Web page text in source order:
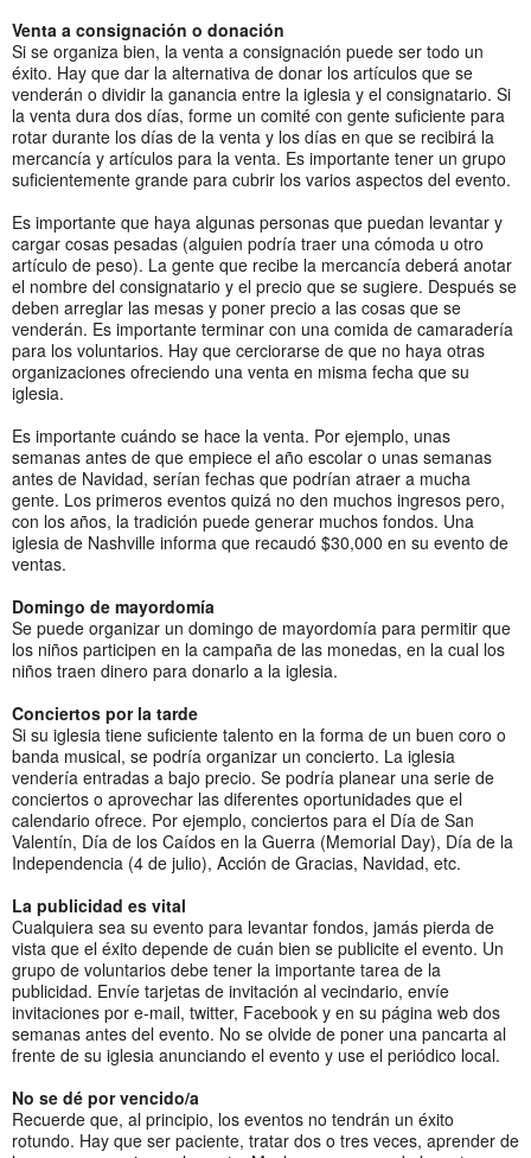
Venta a consignación o donación
Si se organiza bien, la venta a consignación puede ser todo un
éxito. Hay que dar la alternativa de donar los artículos que se
venderán o dividir la ganancia entre la iglesia y el consignatario. Si
la venta dura dos días, forme un comité con gente suficiente para
rotar durante los días de la venta y los días en que se recibirá la
mercancía y artículos para la venta. Es importante tener un grupo
suficientemente grande para cubrir los varios aspectos del evento.
Es importante que haya algunas personas que puedan levantar y
cargar cosas pesadas (alguien podría traer una cómoda u otro
artículo de peso). La gente que recibe la mercancía deberá anotar
el nombre del consignatario y el precio que se sugiere. Después se
deben arreglar las mesas y poner precio a las cosas que se
venderán. Es importante terminar con una comida de camaradería
para los voluntarios. Hay que cerciorarse de que no haya otras
organizaciones ofreciendo una venta en misma fecha que su
iglesia.
Es importante cuándo se hace la venta. Por ejemplo, unas
semanas antes de que empiece el año escolar o unas semanas
antes de Navidad, serían fechas que podrían atraer a mucha
gente. Los primeros eventos quizá no den muchos ingresos pero,
con los años, la tradición puede generar muchos fondos. Una
iglesia de Nashville informa que recaudó $30,000 en su evento de
ventas.
Domingo de mayordomía
Se puede organizar un domingo de mayordomía para permitir que
los niños participen en la campaña de las monedas, en la cual los
niños traen dinero para donarlo a la iglesia.
Conciertos por la tarde
Si su iglesia tiene suficiente talento en la forma de un buen coro o
banda musical, se podría organizar un concierto. La iglesia
vendería entradas a bajo precio. Se podría planear una serie de
conciertos o aprovechar las diferentes oportunidades que el
calendario ofrece. Por ejemplo, conciertos para el Día de San
Valentín, Día de los Caídos en la Guerra (Memorial Day), Día de la
Independencia (4 de julio), Acción de Gracias, Navidad, etc.
La publicidad es vital
Cualquiera sea su evento para levantar fondos, jamás pierda de
vista que el éxito depende de cuán bien se publicite el evento. Un
grupo de voluntarios debe tener la importante tarea de la
publicidad. Envíe tarjetas de invitación al vecindario, envíe
invitaciones por e-mail, twitter, Facebook y en su página web dos
semanas antes del evento. No se olvide de poner una pancarta al
frente de su iglesia anunciando el evento y use el periódico local.
No se dé por vencido/a
Recuerde que, al principio, los eventos no tendrán un éxito
rotundo. Hay que ser paciente, tratar dos o tres veces, aprender de